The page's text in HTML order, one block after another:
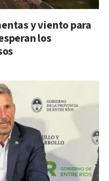
y viento para
los